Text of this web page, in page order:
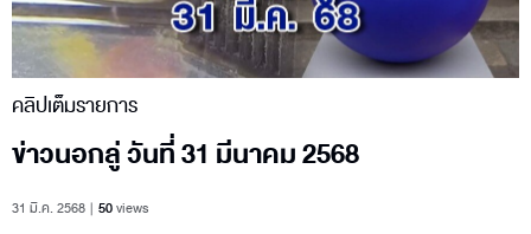
Video
คลิปเต็มรายการ
ข่าวนอกลู่ วันที่ 31 มีนาคม 2568
31 มี.ค. 2568 50views